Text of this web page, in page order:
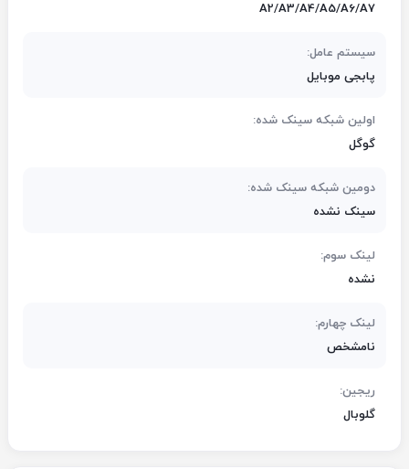
A2/A3/A4/A5/A6/A7
سیستم عامل:
پابجی موبایل
اولین شبکه سینک شده:
گوگل
دومین شبکه سینک شده:
سینک نشده
لینک سوم:
نشده
لینک چهارم:
نامشخص
ریجین:
گلوبال